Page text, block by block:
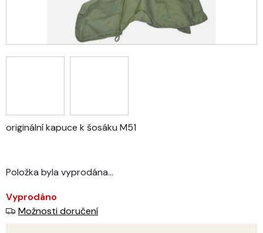
Položka byla vyprodána…
originální kapuce k šosáku M51
Vyprodáno
Možnosti doručení